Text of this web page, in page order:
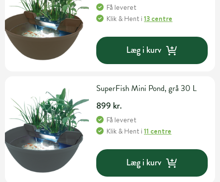
Få leveret
Klik & Hent i13 centre
Læg i kurv
SuperFish Mini Pond, grå 30 L
899 kr.
Få leveret
Klik & Hent i11 centre
Læg i kurv